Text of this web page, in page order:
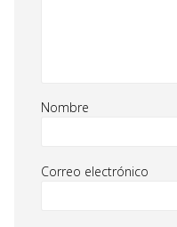
Nombre
Correo electrónico